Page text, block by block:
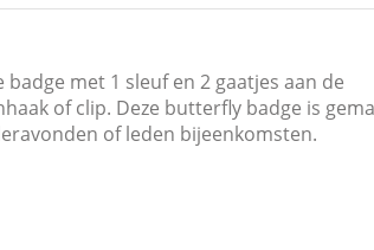
met 1 sleuf en 2 gaatjes aan de
of clip. Deze butterfly badge is
of leden bijeenkomsten.